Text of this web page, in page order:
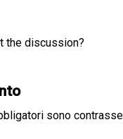
the discussion?
sono